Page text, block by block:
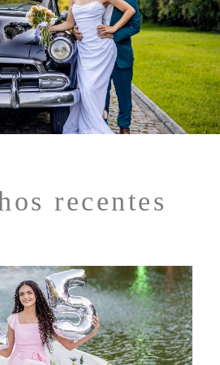
recentes